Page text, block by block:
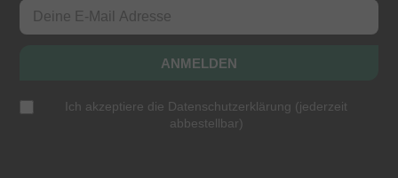
ANMELDEN
Ich akzeptiere die Datenschutzerklärung (jederzeit
abbestellbar)